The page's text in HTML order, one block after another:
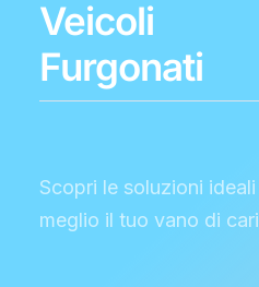
Veicoli
Furgonati
Scopri le soluzioni
meglio il tuo vano di